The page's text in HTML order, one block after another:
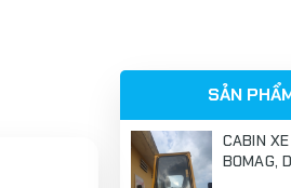
SẢN
CABIN
BOMAG,